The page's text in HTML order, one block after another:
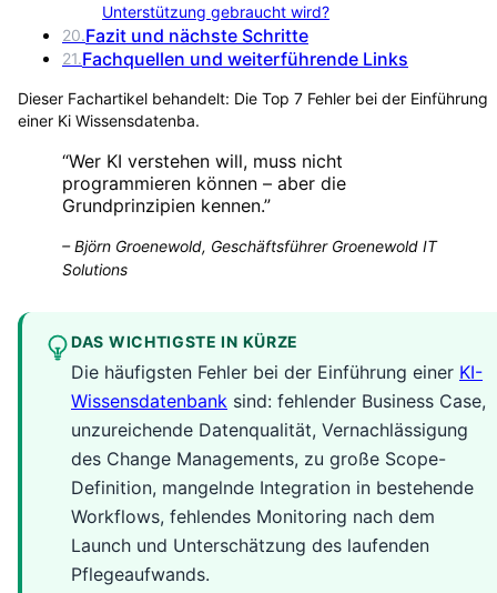
Unterstützung gebraucht wird?
20.Fazit und nächste Schritte
21.Fachquellen und weiterführende Links
Dieser Fachartikel behandelt: Die Top 7 Fehler bei der Einführung
einer Ki Wissensdatenba.
“Wer KI verstehen will, muss nicht
programmieren können – aber die
Grundprinzipien kennen.”
–Björn Groenewold, Geschäftsführer Groenewold IT
Solutions
DAS WICHTIGSTE IN KÜRZE
Die häufigsten Fehler bei der Einführung einer KI-
Wissensdatenbank sind: fehlender Business Case,
unzureichende Datenqualität, Vernachlässigung
des Change Managements, zu große Scope-
Definition, mangelnde Integration in bestehende
Workflows, fehlendes Monitoring nach dem
Launch und Unterschätzung des laufenden
Pflegeaufwands.